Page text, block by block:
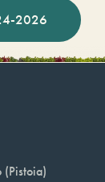
2026